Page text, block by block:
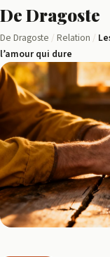
Aller
contenu
De Dragoste
Ensemble,
tissons
des
liens
De Dragoste / Relation /
l’amour qui dure